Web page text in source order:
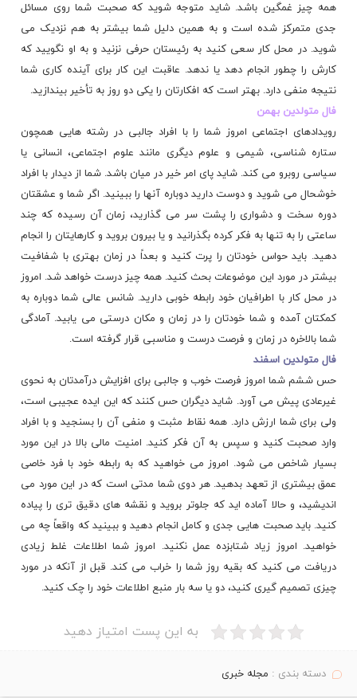
همه چیز غمگین باشد. شاید متوجه شوید که صحبت شما روی مسائل
جدی متمرکز شده است و به همین دلیل شما بیشتر به هم نزدیک می
شوید. در محل کار سعی کنید به رئیستان حرفی نزنید و به او نگویید که
کارش را چطور انجام دهد یا ندهد. عاقبت این کار برای آینده کاری شما
نتیجه منفی دارد. بهتر است که افکارتان را یکی دو روز به تأخیر بیندازید.
فال متولدین بهمن
رویدادهای اجتماعی امروز شما را با افراد جالبی در رشته هایی همچون
ستاره شناسی، شیمی و علوم دیگری مانند علوم اجتماعی، انسانی یا
سیاسی روبرو می کند. شاید پای امر خیر در میان باشد. شما از دیدار با افراد
خوشحال می شوید و دوست دارید دوباره آنها را ببینید. اگر شما و عشقتان
دوره سخت و دشواری را پشت سر می گذارید، زمان آن رسیده که چند
ساعتی را به تنها به فکر کرده بگذرانید و یا بیرون بروید و کارهایتان را انجام
دهید. باید حواس خودتان را پرت کنید و بعداً در زمان بهتری با شفافیت
بیشتر در مورد این موضوعات بحث کنید. همه چیز درست خواهد شد. امروز
در محل کار با اطرافیان خود رابطه خوبی دارید. شانس عالی شما دوباره به
کمکتان آمده و شما خودتان را در زمان و مکان درستی می یابید. آمادگی
شما بالاخره در زمان و فرصت درست و مناسبی قرار گرفته است.
فال متولدین اسفند
حس ششم شما امروز فرصت خوب و جالبی برای افزایش درآمدتان به نحوی
غیرعادی پیش می آورد. شاید دیگران حس کنند که این ایده عجیبی است،
ولی برای شما ارزش دارد. همه نقاط مثبت و منفی آن را بسنجید و با افراد
وارد صحبت کنید و سپس به آن فکر کنید. امنیت مالی بالا در این مورد
بسیار شاخص می شود. امروز می خواهید که به رابطه خود با فرد خاصی
عمق بیشتری از تعهد بدهید. هر دوی شما مدتی است که در این مورد می
اندیشید، و حالا آماده اید که جلوتر بروید و نقشه های دقیق تری را پیاده
کنید. باید صحبت هایی جدی و کامل انجام دهید و ببینید که واقعاً چه می
خواهید. امروز زیاد شتابزده عمل نکنید. امروز شما اطلاعات غلط زیادی
دریافت می کنید که بقیه روز شما را خراب می کند. قبل از آنکه در مورد
چیزی تصمیم گیری کنید، دو یا سه بار منبع اطلاعات خود را چک کنید.
به این پست امتیاز دهید
دسته بندی : مجله خبری